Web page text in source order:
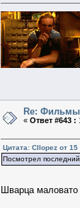
Re: Фильмы
«Ответ #643 :
Цитата: Cllopez от
Посмотрел
Шварца маловато